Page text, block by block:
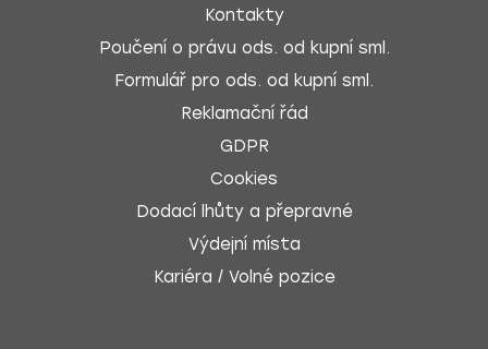
Kontakty
Poučení o právu ods. od kupní sml.
Formulář pro ods. od kupní sml.
Reklamační řád
GDPR
Cookies
Dodací lhůty a přepravné
Výdejní místa
Kariéra / Volné pozice